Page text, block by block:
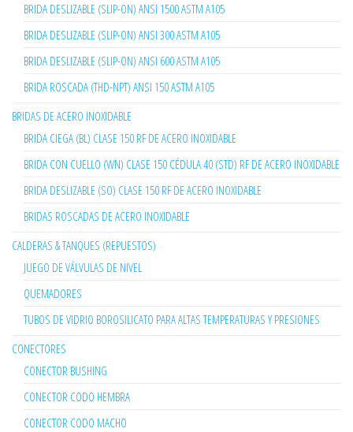
BRIDA DESLIZABLE (SLIP-ON) ANSI 1500 ASTM A105
BRIDA DESLIZABLE (SLIP-ON) ANSI 300 ASTM A105
BRIDA DESLIZABLE (SLIP-ON) ANSI 600 ASTM A105
BRIDA ROSCADA (THD-NPT) ANSI 150 ASTM A105
BRIDAS DE ACERO INOXIDABLE
BRIDA CIEGA (BL) CLASE 150 RF DE ACERO INOXIDABLE
BRIDA CON CUELLO (WN) CLASE 150 CÉDULA 40 (STD) RF DE ACERO INOXIDABLE
BRIDA DESLIZABLE (SO) CLASE 150 RF DE ACERO INOXIDABLE
BRIDAS ROSCADAS DE ACERO INOXIDABLE
CALDERAS & TANQUES (REPUESTOS)
JUEGO DE VÁLVULAS DE NIVEL
QUEMADORES
TUBOS DE VIDRIO BOROSILICATO PARA ALTAS TEMPERATURAS Y PRESIONES
CONECTORES
CONECTOR BUSHING
CONECTOR CODO HEMBRA
CONECTOR CODO MACHO